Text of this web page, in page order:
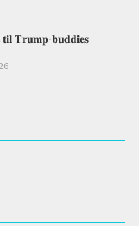
𝐓𝐫𝐮𝐦𝐩-𝐛𝐮𝐝𝐝𝐢𝐞𝐬